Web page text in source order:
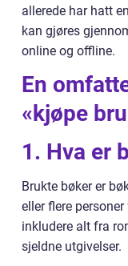
allerede har hatt
kan gjøres
online og offline.
En
«kjøpe
1. Hva er
Brukte bøker er
eller flere
inkludere alt fra
sjeldne utgivelser.